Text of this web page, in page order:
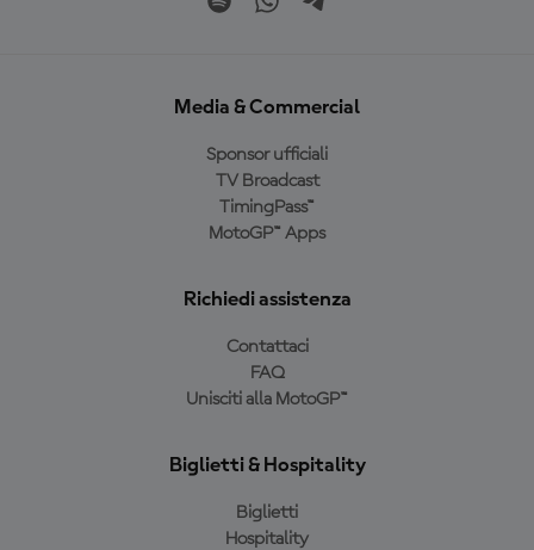
Media & Commercial
Sponsor ufficiali
TV Broadcast
TimingPass™
MotoGP™ Apps
Richiedi assistenza
Contattaci
FAQ
Unisciti alla MotoGP™
Biglietti & Hospitality
Biglietti
Hospitality